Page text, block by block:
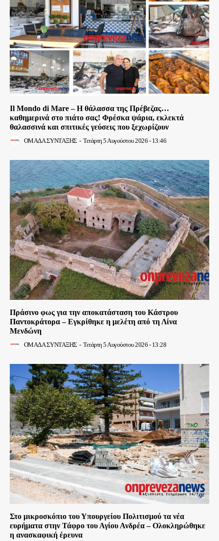
Il Mondo di Mare – Η θάλασσα της Πρέβεζας…
καθημερινά στο πιάτο σας! Φρέσκα ψάρια, εκλεκτά
θαλασσινά και σπιτικές γεύσεις που ξεχωρίζουν
ΟΜΑΔΑ ΣΥΝΤΑΞΗΣ - Τετάρτη 5 Αυγούστου 2026 - 13:46
Πράσινο φως για την αποκατάσταση του Κάστρου
Παντοκράτορα – Εγκρίθηκε η μελέτη από τη Λίνα
Μενδώνη
ΟΜΑΔΑ ΣΥΝΤΑΞΗΣ - Τετάρτη 5 Αυγούστου 2026 - 13:28
Στο μικροσκόπιο του Υπουργείου Πολιτισμού τα νέα
ευρήματα στην Τάφρο του Αγίου Ανδρέα – Ολοκληρώθηκε
η ανασκαφική έρευνα